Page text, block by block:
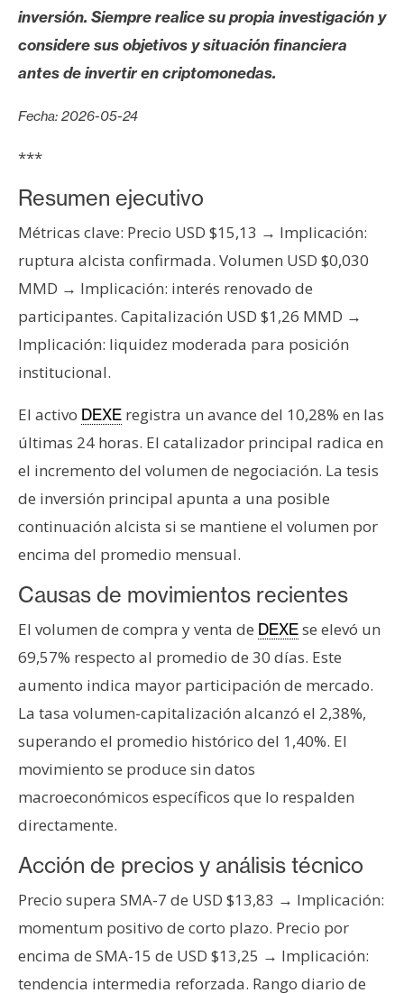
A
á
i
s
N
t
a
s
d
P
r
n
s
a
T
m
a
s
R
e
u
r
s
o
s
C
o
inversión. Siempre realice su propia investigación y
considere sus objetivos y situación financiera
antes de invertir en criptomonedas.
Fecha: 2026-05-24
***
Resumen ejecutivo
Métricas clave: Precio USD $15,13 → Implicación:
ruptura alcista confirmada. Volumen USD $0,030
MMD → Implicación: interés renovado de
participantes. Capitalización USD $1,26 MMD →
Implicación: liquidez moderada para posición
institucional.
El activo DEXE registra un avance del 10,28% en las
últimas 24 horas. El catalizador principal radica en
el incremento del volumen de negociación. La tesis
de inversión principal apunta a una posible
continuación alcista si se mantiene el volumen por
encima del promedio mensual.
Causas de movimientos recientes
El volumen de compra y venta de DEXEse elevó un
69,57% respecto al promedio de 30 días. Este
aumento indica mayor participación de mercado.
La tasa volumen-capitalización alcanzó el 2,38%,
superando el promedio histórico del 1,40%. El
movimiento se produce sin datos
macroeconómicos específicos que lo respalden
directamente.
Acción de precios y análisis técnico
Precio supera SMA-7 de USD $13,83 → Implicación:
momentum positivo de corto plazo. Precio por
encima de SMA-15 de USD $13,25 → Implicación:
tendencia intermedia reforzada. Rango diario de